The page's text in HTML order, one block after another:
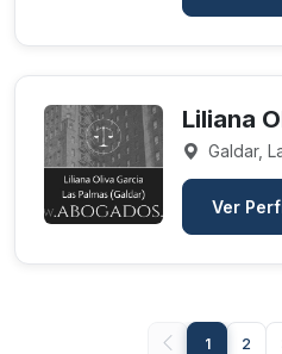
Liliana
Galdar,
Ver
1 2